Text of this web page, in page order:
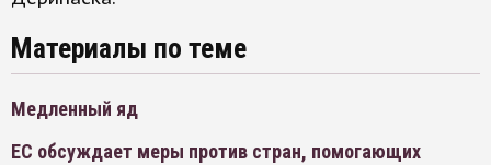
Материалы по теме
Медленный яд
ЕС обсуждает меры против стран, помогающих